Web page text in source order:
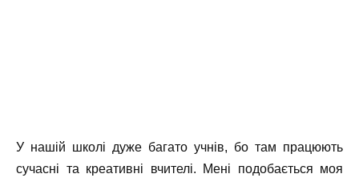
У нашій школі дуже багато учнів, бо там працюють
сучасні та креативні вчителі. Мені подобається моя